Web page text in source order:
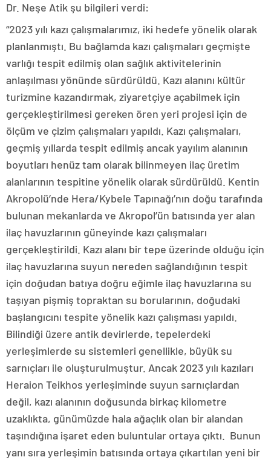
Dr. Neşe Atik şu bilgileri verdi:
“2023 yılı kazı çalışmalarımız, iki hedefe yönelik olarak
planlanmıştı. Bu bağlamda kazı çalışmaları geçmişte
varlığı tespit edilmiş olan sağlık aktivitelerinin
anlaşılması yönünde sürdürüldü. Kazı alanını kültür
turizmine kazandırmak, ziyaretçiye açabilmek için
gerçekleştirilmesi gereken ören yeri projesi için de
ölçüm ve çizim çalışmaları yapıldı. Kazı çalışmaları,
geçmiş yıllarda tespit edilmiş ancak yayılım alanının
boyutları henüz tam olarak bilinmeyen ilaç üretim
alanlarının tespitine yönelik olarak sürdürüldü. Kentin
Akropolü’nde Hera/Kybele Tapınağı’nın doğu tarafında
bulunan mekanlarda ve Akropol’ün batısında yer alan
ilaç havuzlarının güneyinde kazı çalışmaları
gerçekleştirildi. Kazı alanı bir tepe üzerinde olduğu için
ilaç havuzlarına suyun nereden sağlandığının tespit
için doğudan batıya doğru eğimle ilaç havuzlarına su
taşıyan pişmiş topraktan su borularının, doğudaki
başlangıcını tespite yönelik kazı çalışması yapıldı.
Bilindiği üzere antik devirlerde, tepelerdeki
yerleşimlerde su sistemleri genellikle, büyük su
sarnıçları ile oluşturulmuştur. Ancak 2023 yılı kazıları
Heraion Teikhos yerleşiminde suyun sarnıçlardan
değil, kazı alanının doğusunda birkaç kilometre
uzaklıkta, günümüzde hala ağaçlık olan bir alandan
taşındığına işaret eden buluntular ortaya çıktı. Bunun
yanı sıra yerleşimin batısında ortaya çıkartılan yeni bir